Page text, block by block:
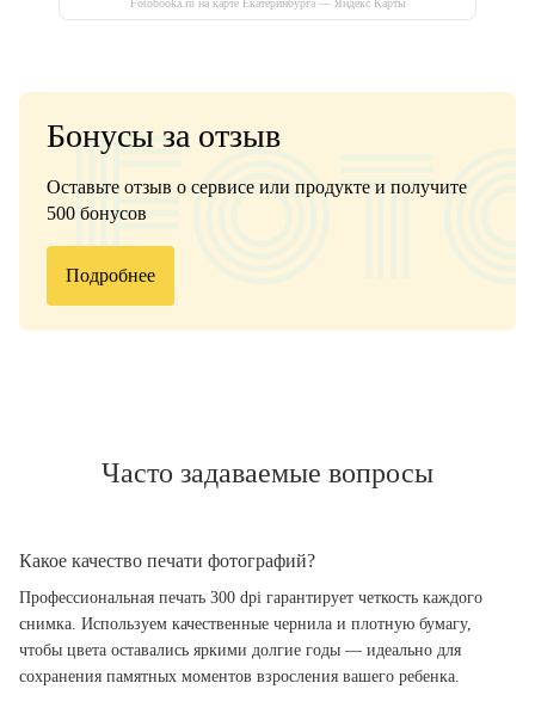
Fotobooka.ru на карте Екатеринбурга — Яндекс Карты
Бонусы за отзыв
Оставьте отзыв о сервисе или продукте и получите
500 бонусов
Подробнее
Часто задаваемые вопросы
Какое качество печати фотографий?
Профессиональная печать 300 dpi гарантирует четкость каждого
снимка. Используем качественные чернила и плотную бумагу,
чтобы цвета оставались яркими долгие годы — идеально для
сохранения памятных моментов взросления вашего ребенка.